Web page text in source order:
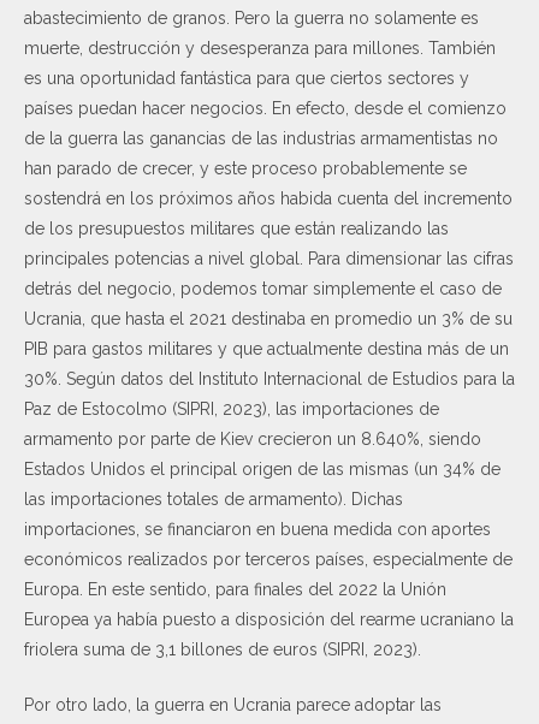
abastecimiento de granos. Pero la guerra no solamente es
muerte, destrucción y desesperanza para millones. También
es una oportunidad fantástica para que ciertos sectores y
países puedan hacer negocios. En efecto, desde el comienzo
de la guerra las ganancias de las industrias armamentistas no
han parado de crecer, y este proceso probablemente se
sostendrá en los próximos años habida cuenta del incremento
de los presupuestos militares que están realizando las
principales potencias a nivel global. Para dimensionar las cifras
detrás del negocio, podemos tomar simplemente el caso de
Ucrania, que hasta el 2021 destinaba en promedio un 3% de su
PIB para gastos militares y que actualmente destina más de un
30%. Según datos del Instituto Internacional de Estudios para la
Paz de Estocolmo (SIPRI, 2023), las importaciones de
armamento por parte de Kiev crecieron un 8.640%, siendo
Estados Unidos el principal origen de las mismas (un 34% de
las importaciones totales de armamento). Dichas
importaciones, se financiaron en buena medida con aportes
económicos realizados por terceros países, especialmente de
Europa. En este sentido, para finales del 2022 la Unión
Europea ya había puesto a disposición del rearme ucraniano la
friolera suma de 3,1 billones de euros (SIPRI, 2023).
Por otro lado, la guerra en Ucrania parece adoptar las